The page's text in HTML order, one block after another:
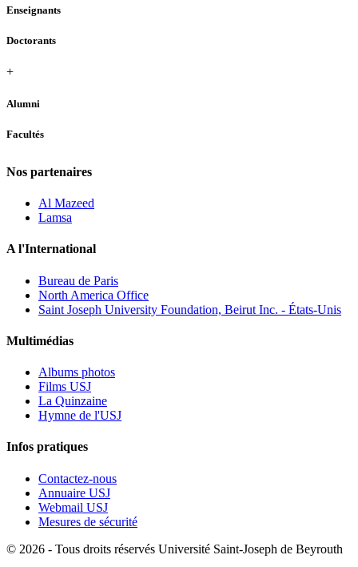
Enseignants
Doctorants
+
Alumni
Facultés
Nos partenaires
Al Mazeed
Lamsa
A l'International
Bureau de Paris
North America Office
Saint Joseph University Foundation, Beirut Inc. - États-Unis
Multimédias
Albums photos
Films USJ
La Quinzaine
Hymne de l'USJ
Infos pratiques
Contactez-nous
Annuaire USJ
Webmail USJ
Mesures de sécurité
© 2026 - Tous droits réservés Université Saint-Joseph de Beyrouth